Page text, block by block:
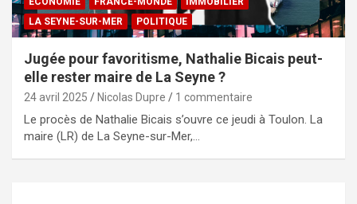
LA SEYNE-SUR-MER
POLITIQUE
Jugée pour favoritisme, Nathalie Bicais peut-
elle rester maire de La Seyne ?
24 avril 2025 Nicolas Dupre 1 commentaire
Le procès de Nathalie Bicais s’ouvre ce jeudi à Toulon. La
maire (LR) de La Seyne-sur-Mer,…